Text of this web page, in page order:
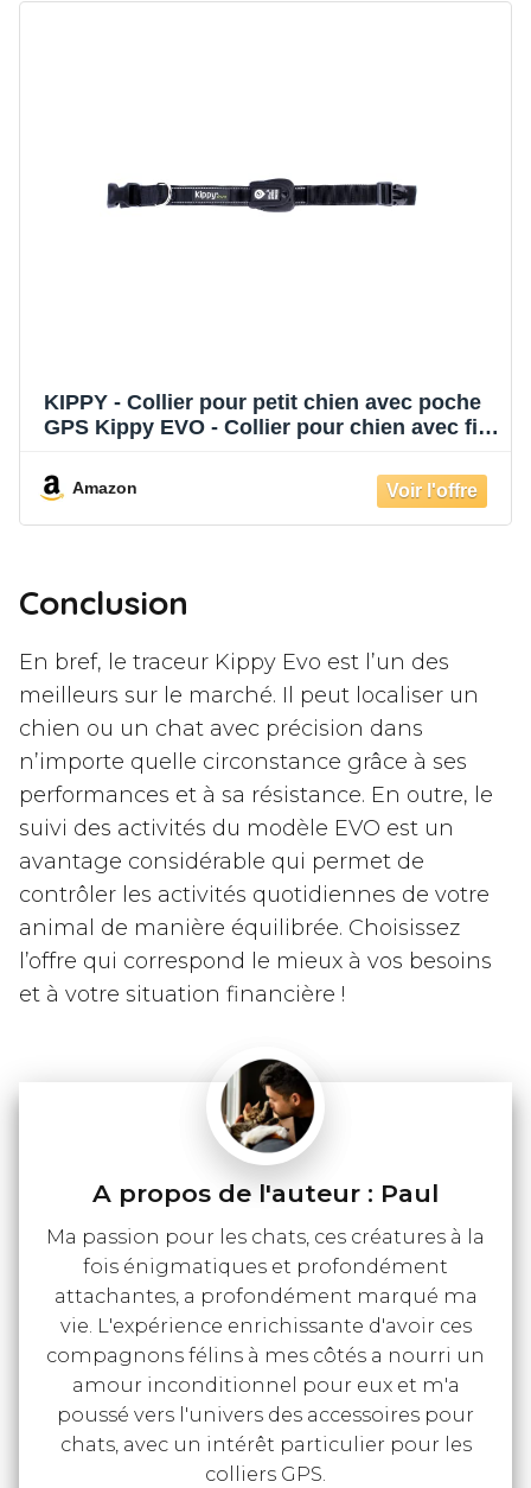
KIPPY - Collier pour petit chien avec poche
GPS Kippy EVO - Collier pour chien avec fil
confortable - Collier imperméable lavable
taille XS
Amazon
Conclusion
En bref, le traceur Kippy Evo est l’un des
meilleurs sur le marché. Il peut localiser un
chien ou un chat avec précision dans
n’importe quelle circonstance grâce à ses
performances et à sa résistance. En outre, le
suivi des activités du modèle EVO est un
avantage considérable qui permet de
contrôler les activités quotidiennes de votre
animal de manière équilibrée. Choisissez
l’offre qui correspond le mieux à vos besoins
et à votre situation financière !
Paul
Ma passion pour les chats, ces créatures à la
fois énigmatiques et profondément
attachantes, a profondément marqué ma
vie. L'expérience enrichissante d'avoir ces
compagnons félins à mes côtés a nourri un
amour inconditionnel pour eux et m'a
poussé vers l'univers des accessoires pour
chats, avec un intérêt particulier pour les
colliers GPS.